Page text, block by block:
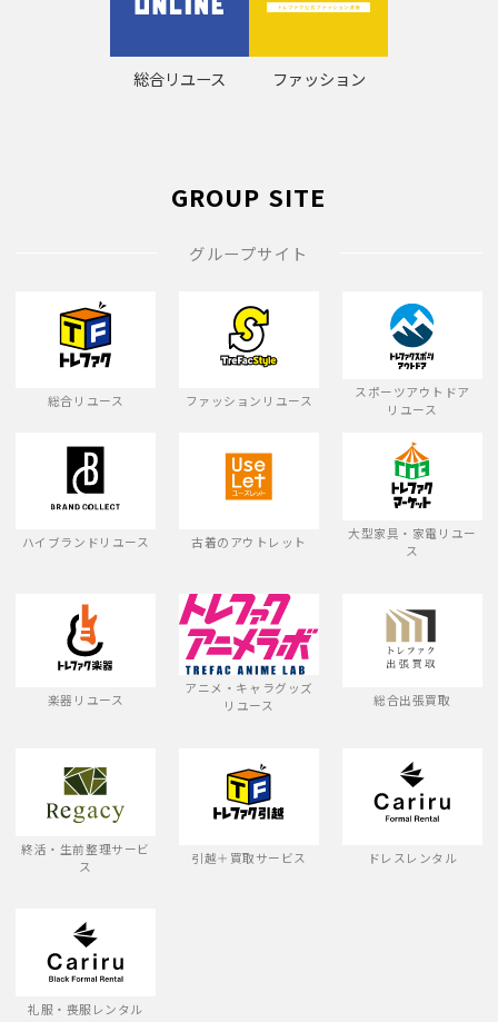
総合リユース ファッション
GROUP SITE
グループサイト
総合リユース ファッションリユース
スポーツアウトドア
リユース
ハイブランドリユース 古着のアウトレット
大型家具・家電リユー
ス
楽器リユース
アニメ・キャラグッズ
リユース
総合出張買取
終活・生前整理サービ
ス
引越＋買取サービス ドレスレンタル
礼服・喪服レンタル